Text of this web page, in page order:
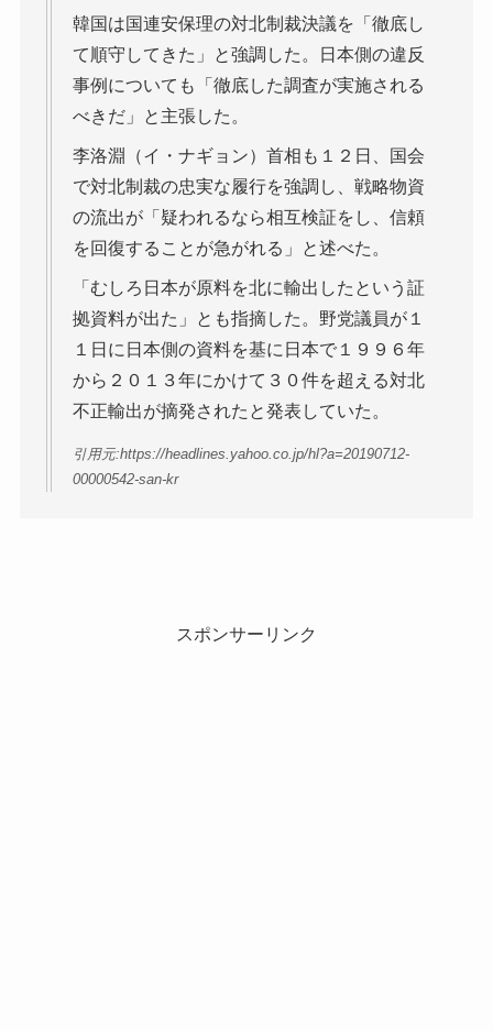
韓国は国連安保理の対北制裁決議を「徹底し
て順守してきた」と強調した。日本側の違反
事例についても「徹底した調査が実施される
べきだ」と主張した。
李洛淵（イ・ナギョン）首相も１２日、国会
で対北制裁の忠実な履行を強調し、戦略物資
の流出が「疑われるなら相互検証をし、信頼
を回復することが急がれる」と述べた。
「むしろ日本が原料を北に輸出したという証
拠資料が出た」とも指摘した。野党議員が１
１日に日本側の資料を基に日本で１９９６年
から２０１３年にかけて３０件を超える対北
不正輸出が摘発されたと発表していた。
引用元:https://headlines.yahoo.co.jp/hl?a=20190712-
00000542-san-kr
スポンサーリンク